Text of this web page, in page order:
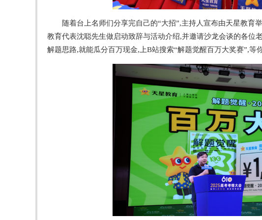
随着台上名师们分享完自己的“大招”,主持人宣布由天星教育
教育代表沈聪先生做启动致辞与活动介绍,并邀请沙龙会谈的各
解题思路,就能瓜分百万现金,上B站搜索“解题觉醒百万大奖赛”,等